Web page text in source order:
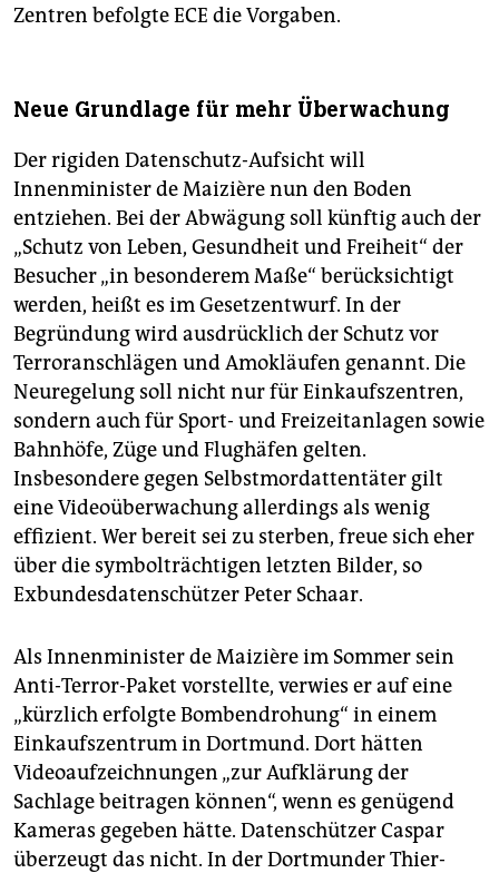
Zentren befolgte ECE die Vorgaben.
Neue Grundlage für mehr Überwachung
Der rigiden Datenschutz-Aufsicht will
Innenminister de Maizière nun den Boden
entziehen. Bei der Abwägung soll künftig auch der
„Schutz von Leben, Gesundheit und Freiheit“ der
Besucher „in besonderem Maße“ berücksichtigt
werden, heißt es im Gesetzentwurf. In der
Begründung wird ausdrücklich der Schutz vor
Terroranschlägen und Amokläufen genannt. Die
Neuregelung soll nicht nur für Einkaufszentren,
sondern auch für Sport- und Freizeitanlagen sowie
Bahnhöfe, Züge und Flughäfen gelten.
Insbesondere gegen Selbstmordattentäter gilt
eine Videoüberwachung allerdings als wenig
effizient. Wer bereit sei zu sterben, freue sich eher
über die symbolträchtigen letzten Bilder, so
Exbundesdatenschützer Peter Schaar.
Als Innenminister de Maizière im Sommer sein
Anti-Terror-Paket vorstellte, verwies er auf eine
„kürzlich erfolgte Bombendrohung“ in einem
Einkaufszentrum in Dortmund. Dort hätten
Videoaufzeichnungen „zur Aufklärung der
Sachlage beitragen können“, wenn es genügend
Kameras gegeben hätte. Datenschützer Caspar
überzeugt das nicht. In der Dortmunder Thier-